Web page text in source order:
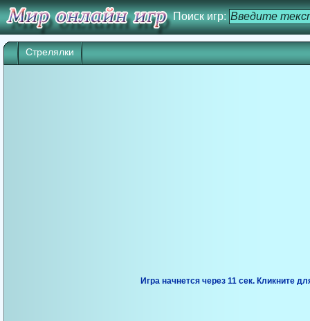
Поиск игр:
Стрелялки
Игра начнется через 10 сек. Кликните